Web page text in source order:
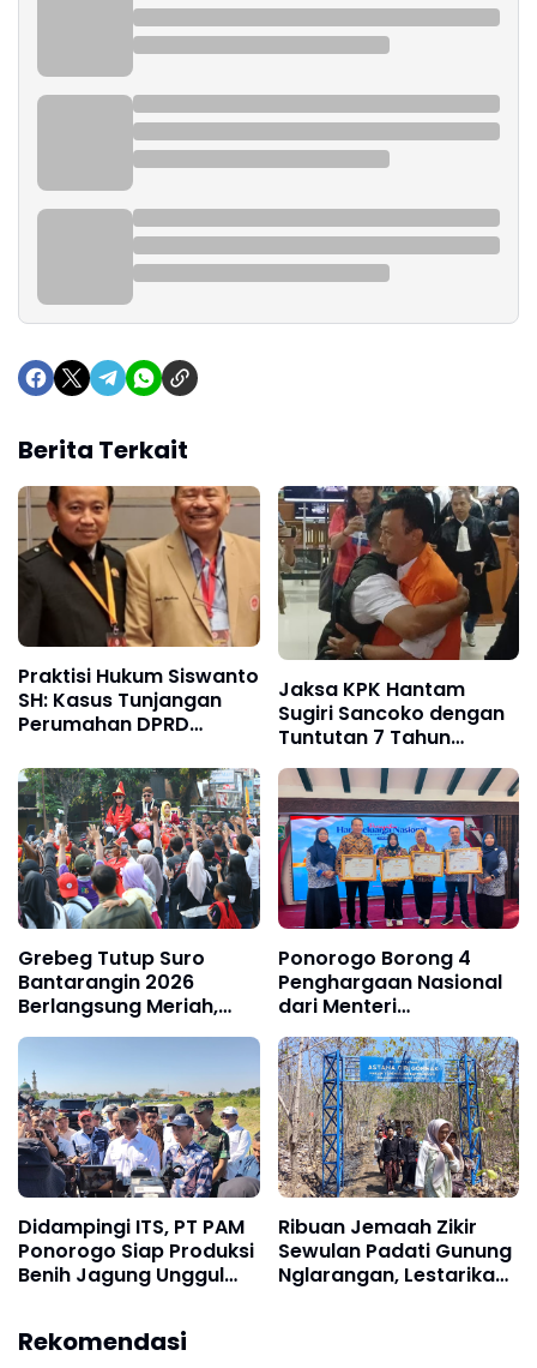
Berita Terkait
Praktisi Hukum Siswanto
SH: Kasus Tunjangan
Perumahan DPRD
Diungkap Terang
Benderang
Jaksa KPK Hantam
Sugiri Sancoko dengan
Tuntutan 7 Tahun
Penjara, Uang
Pengganti Rp6,7 Miliar
Grebeg Tutup Suro
Bantarangin 2026
Berlangsung Meriah,
Semangat Lestarikan
Ponorogo
Ponorogo Borong 4
Penghargaan Nasional
dari Menteri
Kependudukan, Bukti
Komitmen Wujudkan
Keluarga Berkualitas
Didampingi ITS, PT PAM
Ponorogo Siap Produksi
Benih Jagung Unggul
13 Ribu Hektare
Ribuan Jemaah Zikir
Sewulan Padati Gunung
Nglarangan, Lestarikan
Rekomendasi